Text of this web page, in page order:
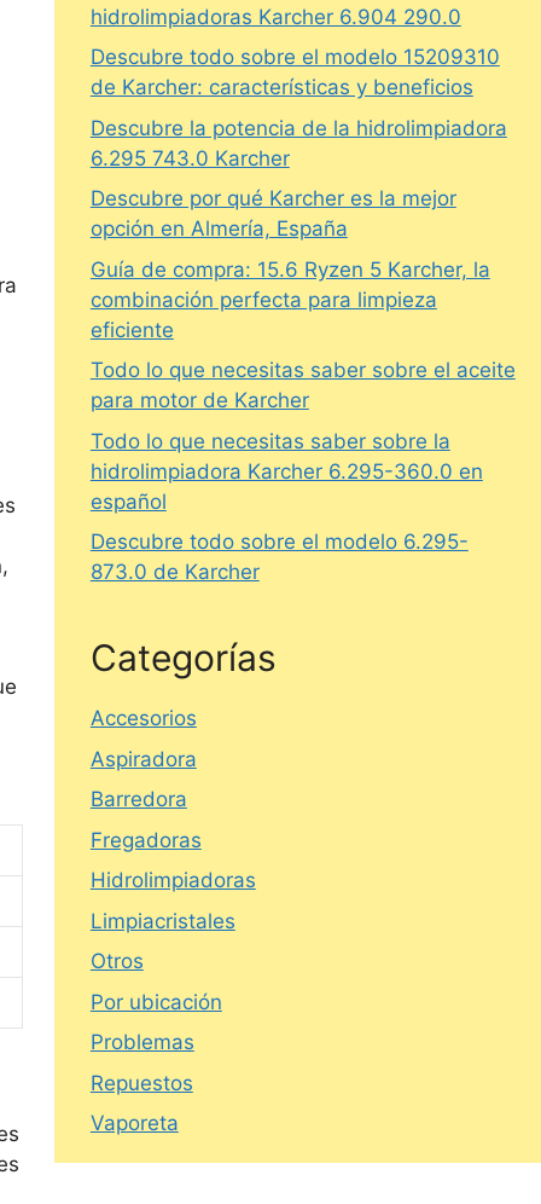
hidrolimpiadoras Karcher 6.904 290.0
Descubre todo sobre el modelo 15209310
de Karcher: características y beneficios
Descubre la potencia de la hidrolimpiadora
6.295 743.0 Karcher
Descubre por qué Karcher es la mejor
opción en Almería, España
Guía de compra: 15.6 Ryzen 5 Karcher, la
combinación perfecta para limpieza
eficiente
Todo lo que necesitas saber sobre el aceite
para motor de Karcher
Todo lo que necesitas saber sobre la
hidrolimpiadora Karcher 6.295-360.0 en
español
Descubre todo sobre el modelo 6.295-
873.0 de Karcher
Categorías
Accesorios
Aspiradora
Barredora
Fregadoras
Hidrolimpiadoras
Limpiacristales
Otros
Por ubicación
Problemas
Repuestos
Vaporeta